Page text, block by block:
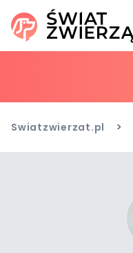
Swiatzwierzat.pl >